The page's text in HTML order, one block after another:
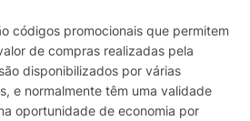
códigos promocionais que permitem
de compras realizadas pela
disponibilizados por várias
e normalmente têm uma validade
oportunidade de economia por